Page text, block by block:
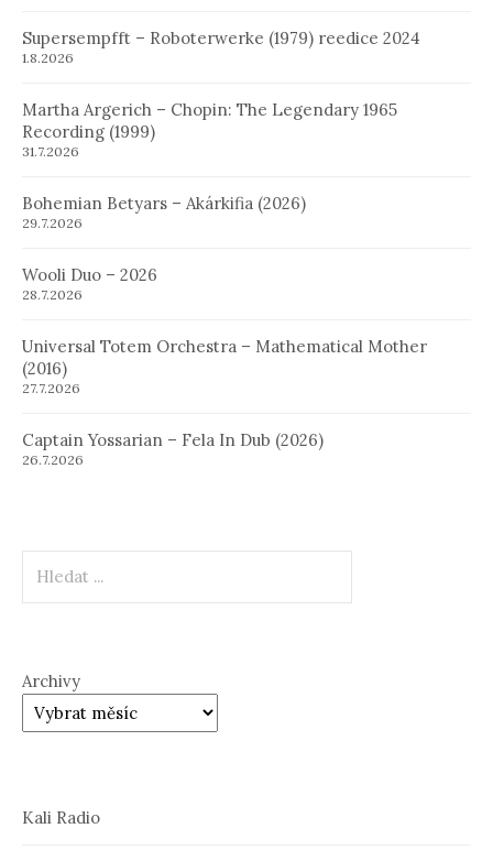
Supersempfft – Roboterwerke (1979) reedice 2024
1.8.2026
Martha Argerich – Chopin: The Legendary 1965
Recording (1999)
31.7.2026
Bohemian Betyars – Akárkifia (2026)
29.7.2026
Wooli Duo – 2026
28.7.2026
Universal Totem Orchestra – Mathematical Mother
(2016)
27.7.2026
Captain Yossarian – Fela In Dub (2026)
26.7.2026
Archivy
Kali Radio